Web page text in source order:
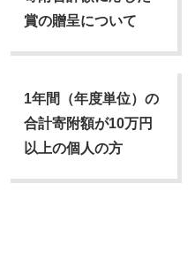
賞の贈呈について
1年間（年度単位）の
合計寄附額が10万円
以上の個人の方